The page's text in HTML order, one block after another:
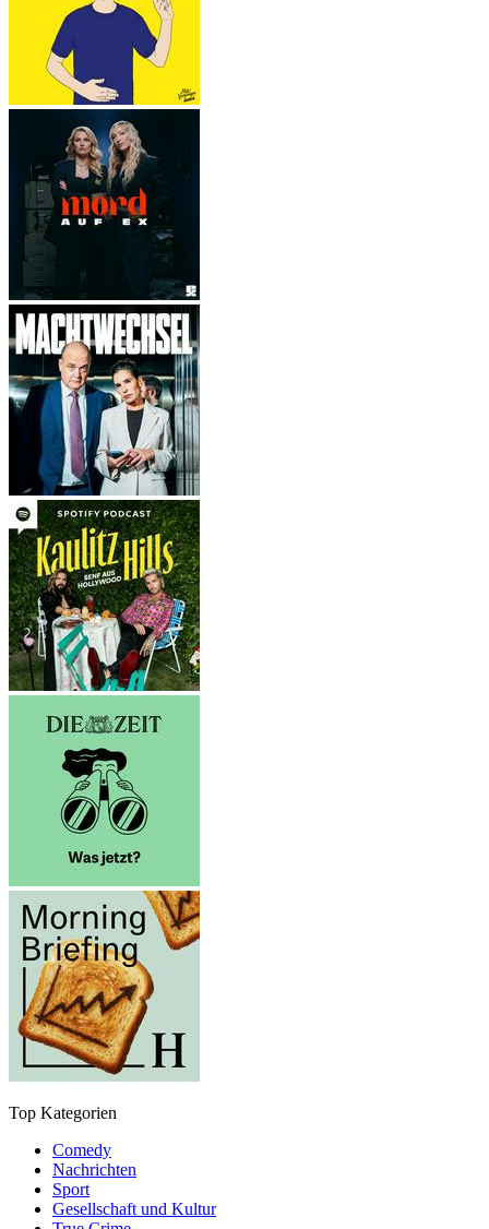
Top Kategorien
Comedy
Nachrichten
Sport
Gesellschaft und Kultur